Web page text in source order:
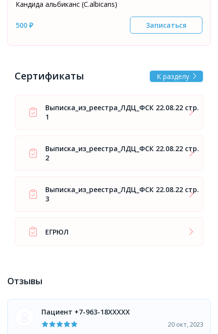
Кандида альбиканс (C.albicans)
500 ₽ Записаться
Сертификаты К разделу
Выписка_из_реестра_ЛДЦ_ФСК 22.08.22 стр.
1
Выписка_из_реестра_ЛДЦ_ФСК 22.08.22 стр.
2
Выписка_из_реестра_ЛДЦ_ФСК 22.08.22 стр.
3
ЕГРЮЛ
Отзывы
Пациент +7-963-18XXXXX
20 окт, 2023